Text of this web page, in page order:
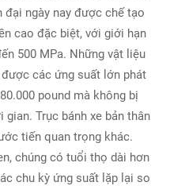
đại ngày nay được chế tạo
cao đặc biệt, với giới hạn
500 MPa. Những vật liệu
các ứng suất lớn phát
pound mà không bị
Trục bánh xe bản thân
tiến quan trọng khác.
chúng có tuổi thọ dài hơn
chu kỳ ứng suất lặp lại so